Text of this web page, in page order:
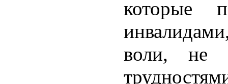
которые
воли, не